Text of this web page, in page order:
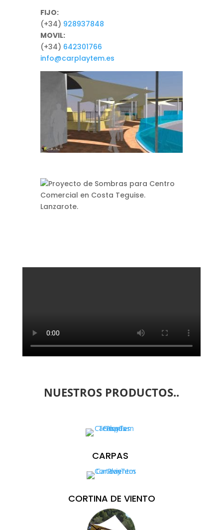
FIJO:
(+34) 928937848
MOVIL:
(+34) 642301766
info@carplaytem.es
NUESTROS PRODUCTOS..
CARPAS
CORTINA DE VIENTO